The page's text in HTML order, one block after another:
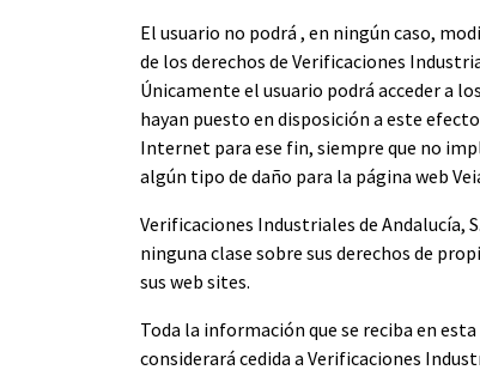
El usuario no podrá , en ningún caso,
de los derechos de Verificaciones
Únicamente el usuario podrá acceder a
hayan puesto en disposición a este
Internet para ese fin, siempre que no
algún tipo de daño para la página web
Verificaciones Industriales de Andalucía,
ninguna clase sobre sus derechos de
sus web sites.
Toda la información que se reciba en
considerará cedida a Verificaciones